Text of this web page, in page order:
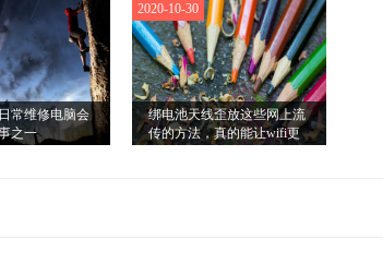
常维修电脑会
之一
绑电池天线歪放这些网上流
传的方法，真的能让wifi更
2020-10-30